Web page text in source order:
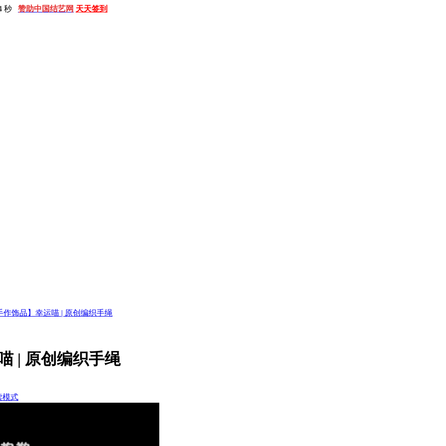
秒 赞助中国结艺网 天天签到
作饰品】幸运喵 | 原创编织手绳
| 原创编织手绳
模式